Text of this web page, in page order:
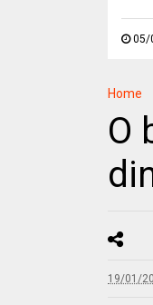
05/
Home
O
19/01/